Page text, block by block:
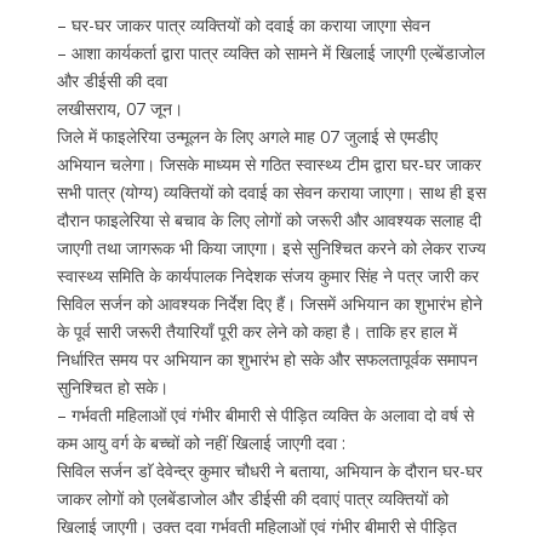
– घर-घर जाकर पात्र व्यक्तियों को दवाई का कराया जाएगा सेवन
– आशा कार्यकर्ता द्वारा पात्र व्यक्ति को सामने में खिलाई जाएगी एल्बेंडाजोल
और डीईसी की दवा
लखीसराय, 07 जून।
जिले में फाइलेरिया उन्मूलन के लिए अगले माह 07 जुलाई से एमडीए
अभियान चलेगा। जिसके माध्यम से गठित स्वास्थ्य टीम द्वारा घर-घर जाकर
सभी पात्र (योग्य) व्यक्तियों को दवाई का सेवन कराया जाएगा। साथ ही इस
दौरान फाइलेरिया से बचाव के लिए लोगों को जरूरी और आवश्यक सलाह दी
जाएगी तथा जागरूक भी किया जाएगा। इसे सुनिश्चित करने को लेकर राज्य
स्वास्थ्य समिति के कार्यपालक निदेशक संजय कुमार सिंह ने पत्र जारी कर
सिविल सर्जन को आवश्यक निर्देश दिए हैं। जिसमें अभियान का शुभारंभ होने
के पूर्व सारी जरूरी तैयारियाँ पूरी कर लेने को कहा है। ताकि हर हाल में
निर्धारित समय पर अभियान का शुभारंभ हो सके और सफलतापूर्वक समापन
सुनिश्चित हो सके।
– गर्भवती महिलाओं एवं गंभीर बीमारी से पीड़ित व्यक्ति के अलावा दो वर्ष से
कम आयु वर्ग के बच्चों को नहीं खिलाई जाएगी दवा :
सिविल सर्जन डाॅ देवेन्द्र कुमार चौधरी ने बताया, अभियान के दौरान घर-घर
जाकर लोगों को एलबेंडाजोल और डीईसी की दवाएं पात्र व्यक्तियों को
खिलाई जाएगी। उक्त दवा गर्भवती महिलाओं एवं गंभीर बीमारी से पीड़ित